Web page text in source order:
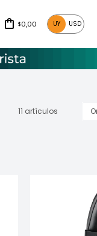
$0,00 UY USD
11 artículos